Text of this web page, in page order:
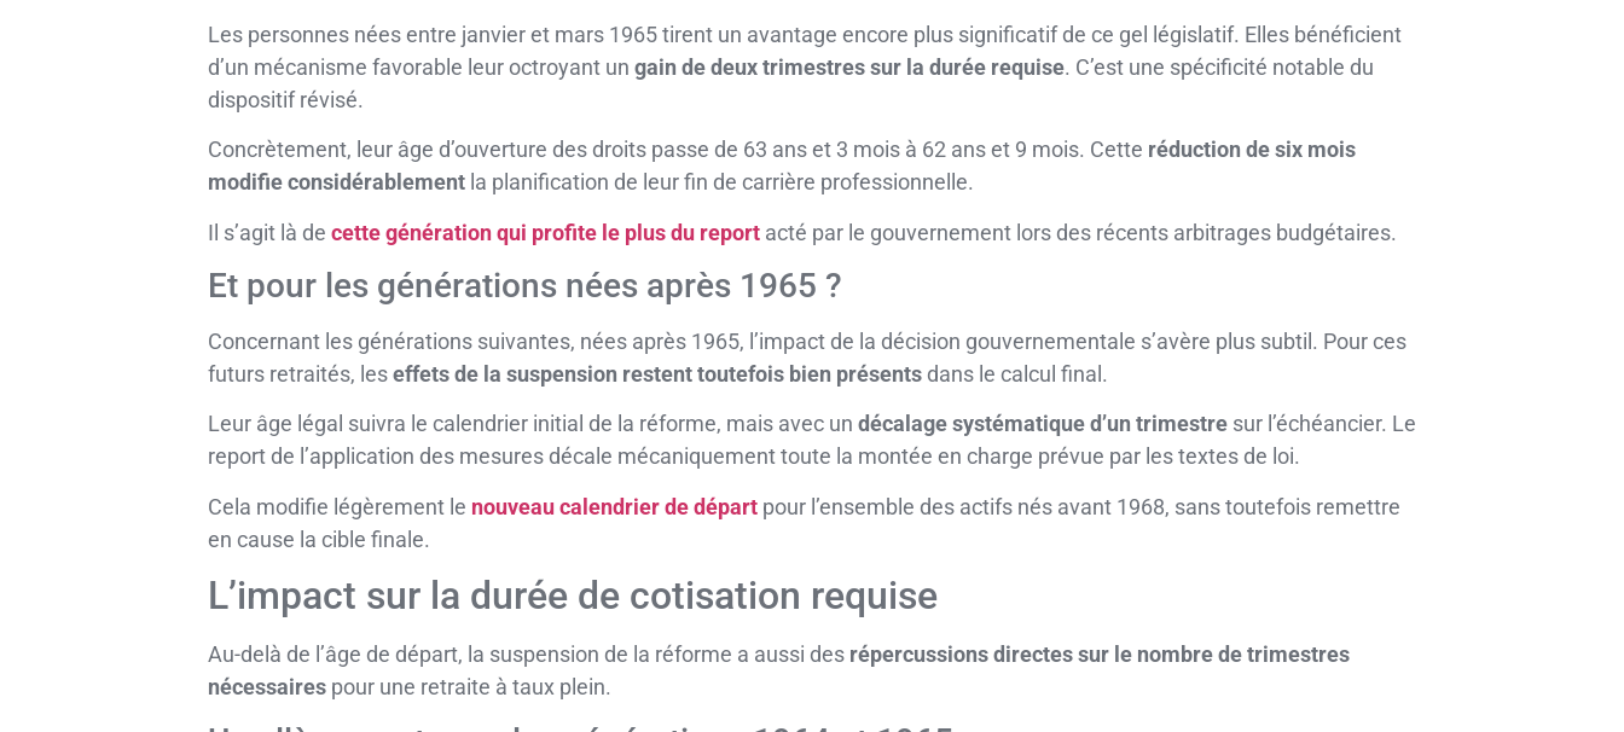
Les personnes nées entre janvier et mars 1965 tirent un avantage encore plus significatif de ce gel législatif. Elles bénéficient
d’un mécanisme favorable leur octroyant un gain de deux trimestres sur la durée requise. C’est une spécificité notable du
dispositif révisé.
Concrètement, leur âge d’ouverture des droits passe de 63 ans et 3 mois à 62 ans et 9 mois. Cette réduction de six mois
modifie considérablement la planification de leur fin de carrière professionnelle.
Il s’agit là de cette génération qui profite le plus du report acté par le gouvernement lors des récents arbitrages budgétaires.
Et pour les générations nées après 1965 ?
Concernant les générations suivantes, nées après 1965, l’impact de la décision gouvernementale s’avère plus subtil. Pour ces
futurs retraités, leseffets de la suspension restent toutefois bien présents dans le calcul final.
Leur âge légal suivra le calendrier initial de la réforme, mais avec un décalage systématique d’un trimestre sur l’échéancier. Le
report de l’application des mesures décale mécaniquement toute la montée en charge prévue par les textes de loi.
Cela modifie légèrement le nouveau calendrier de départ pour l’ensemble des actifs nés avant 1968, sans toutefois remettre
en cause la cible finale.
L’impact sur la durée de cotisation requise
Au-delà de l’âge de départ, la suspension de la réforme a aussi des répercussions directes sur le nombre de trimestres
nécessaires pour une retraite à taux plein.